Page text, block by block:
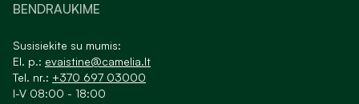
BENDRAUKIME
Susisiekite su mumis:
El. p.: evaistine@camelia.lt
Tel. nr.: +370 697 03000
I-V 08:00 - 18:00